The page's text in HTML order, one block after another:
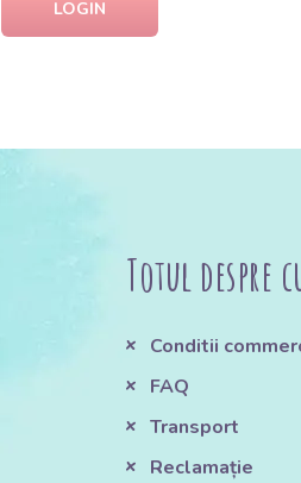
LOGIN
Totul despre
Conditii
FAQ
Transport
Reclamație